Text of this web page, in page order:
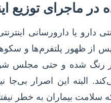
ماجرای توزیع
دارو یا دارورسانی
از ظهور پلتفرم‌ها و
رنگ شده و حتی مجلس
البته این اصرار
سلامت بیماران به خطر